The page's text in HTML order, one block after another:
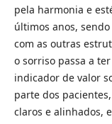
pela harmonia e
últimos anos,
com as outras
o sorriso passa a
indicador de valor
parte dos
claros e alinhados,